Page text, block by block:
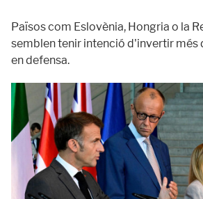
Països com Eslovènia, Hongria o la
semblen tenir intenció d'invertir més
en defensa.